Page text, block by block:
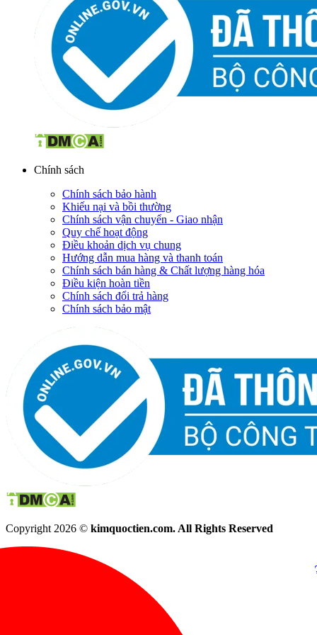
Chính sách
Chính sách bảo hành
Khiếu nại và bồi thường
Chính sách vận chuyển - Giao nhận
Quy chế hoạt động
Điều khoản dịch vụ chung
Hướng dẫn mua hàng và thanh toán
Chính sách bán hàng & Chất lượng hàng hóa
Điều kiện hoàn tiền
Chính sách đổi trả hàng
Chính sách bảo mật
Copyright 2026 © kimquoctien.com. All Rights Reserved
(8h00 - 21h30)
(8h00 -